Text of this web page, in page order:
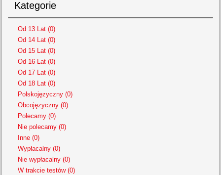
Kategorie
Od 13 Lat (0)
Od 14 Lat (0)
Od 15 Lat (0)
Od 16 Lat (0)
Od 17 Lat (0)
Od 18 Lat (0)
Polskojęzyczny (0)
Obcojęzyczny (0)
Polecamy (0)
Nie polecamy (0)
Inne (0)
Wypłacalny (0)
Nie wypłacalny (0)
W trakcie testów (0)